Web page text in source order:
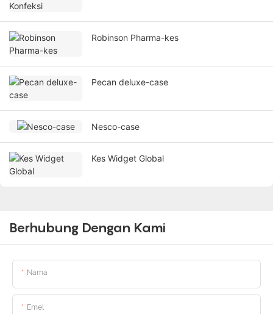
Robinson Pharma-kes
Pecan deluxe-case
Nesco-case
Kes Widget Global
Berhubung Dengan Kami
Nama
Emel